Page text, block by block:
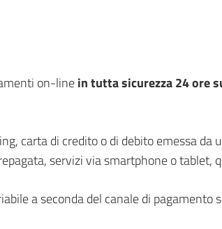
on-linein tutta sicurezza 24 ore
carta di credito o di debito emessa da
servizi via smartphone o tablet,
a seconda del canale di pagamento